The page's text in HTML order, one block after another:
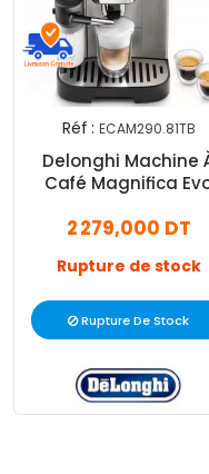
Réf : ECAM290.81TB
Delonghi Machine
Café Magnifica
Noir
2 279,000 DT
Rupture de stock
Rupture De Stock